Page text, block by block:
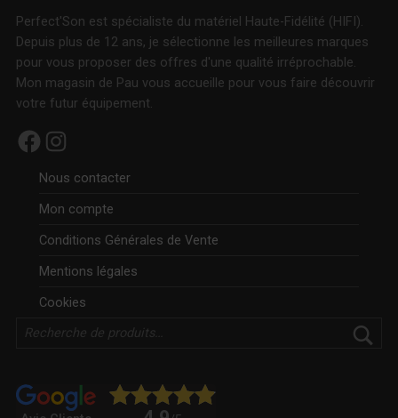
Perfect'Son est spécialiste du matériel Haute-Fidélité (HIFI).
Depuis plus de 12 ans, je sélectionne les meilleures marques
pour vous proposer des offres d'une qualité irréprochable.
Mon magasin de Pau vous accueille pour vous faire découvrir
votre futur équipement.
Facebook Instagram
Nous contacter
Mon compte
Conditions Générales de Vente
Mentions légales
Cookies